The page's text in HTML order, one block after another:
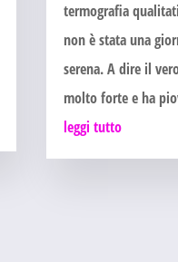
termografia
non è stata una
serena. A dire il
molto forte e ha
leggi tutto